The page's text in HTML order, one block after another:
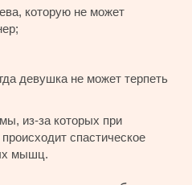
которую не может
девушка не может терпеть
из-за которых при
спастическое
мышц.